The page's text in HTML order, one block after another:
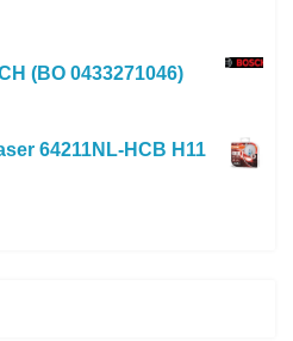
(BO 0433271046)
64211NL-HCB H11